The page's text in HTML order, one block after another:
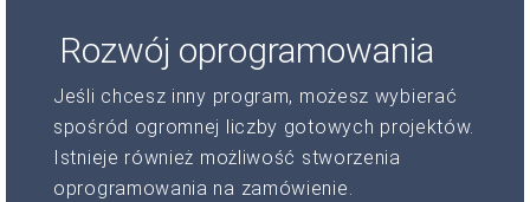
Rozwój oprogramowania
Jeśli chcesz inny program, możesz wybierać
spośród ogromnej liczby gotowych projektów.
Istnieje również możliwość stworzenia
oprogramowania na zamówienie.